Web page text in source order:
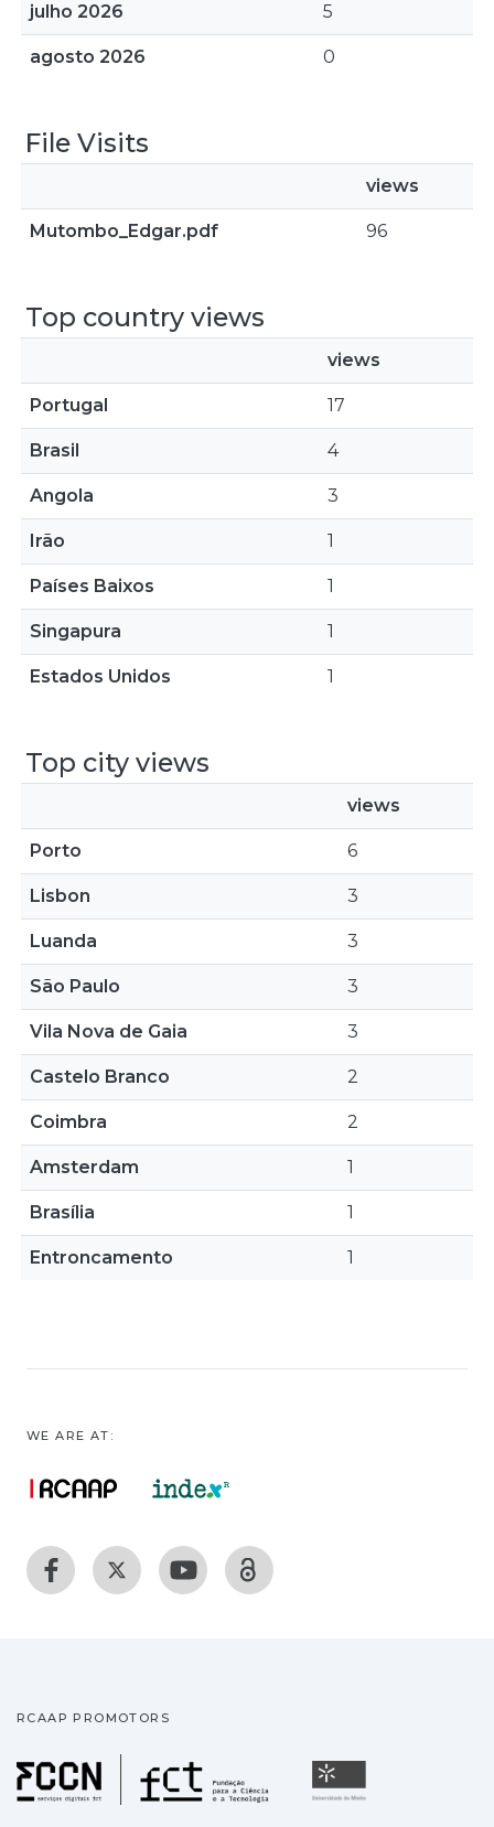
julho 2026 5
agosto 2026 0
File Visits
views
Mutombo_Edgar.pdf 96
Top country views
views
Portugal 17
Brasil 4
Angola 3
Irão 1
Países Baixos 1
Singapura 1
Estados Unidos 1
Top city views
views
Porto 6
Lisbon 3
Luanda 3
São Paulo 3
Vila Nova de Gaia 3
Castelo Branco 2
Coimbra 2
Amsterdam 1
Brasília 1
Entroncamento 1
WE ARE AT:
RCAAP PROMOTORS
Fundação para a